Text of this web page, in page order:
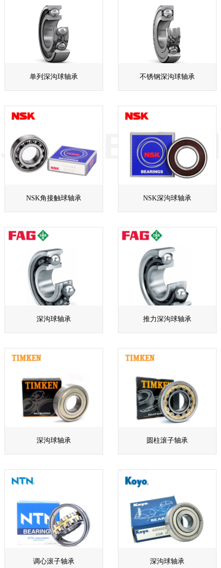
单列深沟球轴承 不锈钢深沟球轴承
NSK角接触球轴承 NSK深沟球轴承
深沟球轴承 推力深沟球轴承
深沟球轴承 圆柱滚子轴承
调心滚子轴承 深沟球轴承